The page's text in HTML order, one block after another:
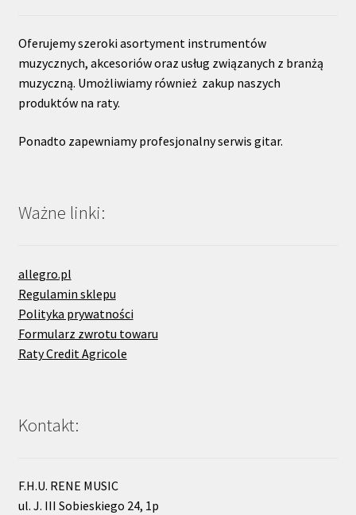
Oferujemy szeroki asortyment instrumentów
muzycznych, akcesoriów oraz usług związanych z branżą
muzyczną. Umożliwiamy również zakup naszych
produktów na raty.
Ponadto zapewniamy profesjonalny serwis gitar.
Ważne linki:
allegro.pl
Regulamin sklepu
Polityka prywatności
Formularz zwrotu towaru
Raty Credit Agricole
Kontakt:
F.H.U. RENE MUSIC
ul. J. III Sobieskiego 24, 1p